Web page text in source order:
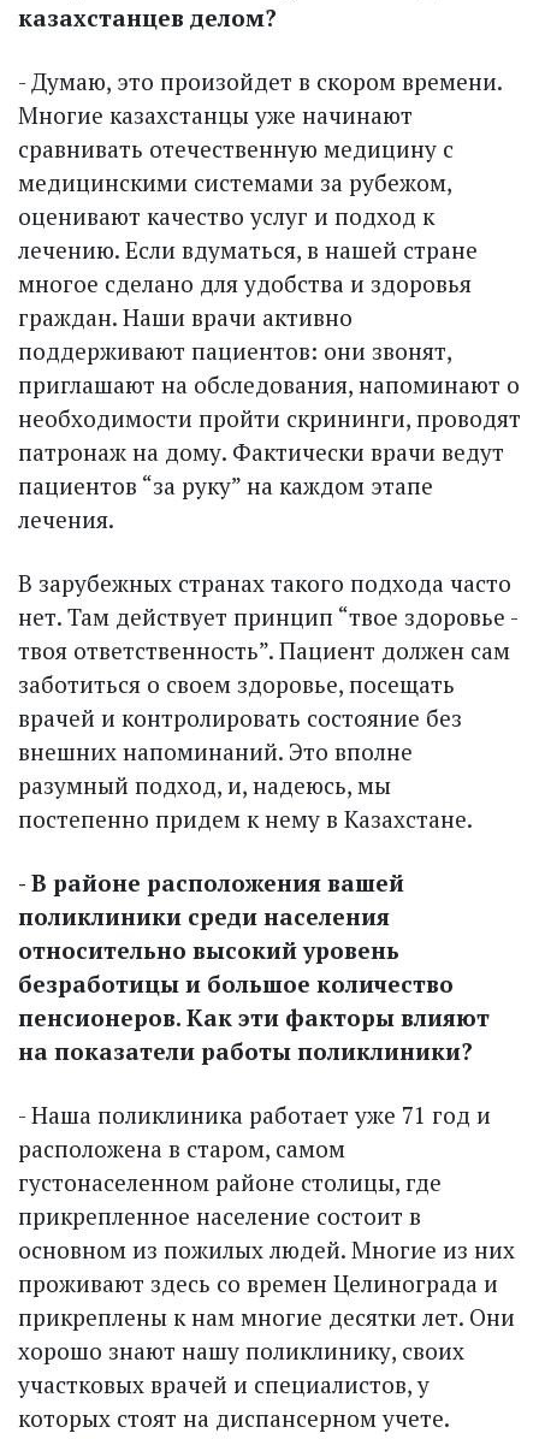
казахстанцев делом?
- Думаю, это произойдет в скором времени.
Многие казахстанцы уже начинают
сравнивать отечественную медицину с
медицинскими системами за рубежом,
оценивают качество услуг и подход к
лечению. Если вдуматься, в нашей стране
многое сделано для удобства и здоровья
граждан. Наши врачи активно
поддерживают пациентов: они звонят,
приглашают на обследования, напоминают о
необходимости пройти скрининги, проводят
патронаж на дому. Фактически врачи ведут
пациентов “за руку” на каждом этапе
лечения.
В зарубежных странах такого подхода часто
нет. Там действует принцип “твое здоровье -
твоя ответственность”. Пациент должен сам
заботиться о своем здоровье, посещать
врачей и контролировать состояние без
внешних напоминаний. Это вполне
разумный подход, и, надеюсь, мы
постепенно придем к нему в Казахстане.
- В районе расположения вашей
поликлиники среди населения
относительно высокий уровень
безработицы и большое количество
пенсионеров. Как эти факторы влияют
на показатели работы поликлиники?
- Наша поликлиника работает уже 71 год и
расположена в старом, самом
густонаселенном районе столицы, где
прикрепленное население состоит в
основном из пожилых людей. Многие из них
проживают здесь со времен Целинограда и
прикреплены к нам многие десятки лет. Они
хорошо знают нашу поликлинику, своих
участковых врачей и специалистов, у
которых стоят на диспансерном учете.